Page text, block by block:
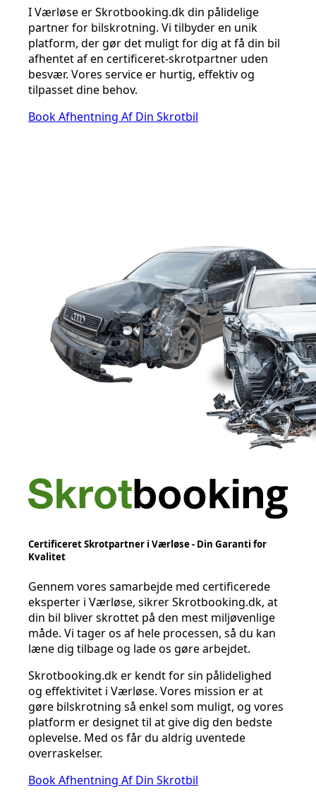
I Værløse er Skrotbooking.dk din pålidelige
partner for bilskrotning. Vi tilbyder en unik
platform, der gør det muligt for dig at få din bil
afhentet af en certificeret-skrotpartner uden
besvær. Vores service er hurtig, effektiv og
tilpasset dine behov.
Book Afhentning Af Din Skrotbil
Certificeret Skrotpartner i Værløse - Din Garanti for
Kvalitet
Gennem vores samarbejde med certificerede
eksperter i Værløse, sikrer Skrotbooking.dk, at
din bil bliver skrottet på den mest miljøvenlige
måde. Vi tager os af hele processen, så du kan
læne dig tilbage og lade os gøre arbejdet.
Skrotbooking.dk er kendt for sin pålidelighed
og effektivitet i Værløse. Vores mission er at
gøre bilskrotning så enkel som muligt, og vores
platform er designet til at give dig den bedste
oplevelse. Med os får du aldrig uventede
overraskelser.
Book Afhentning Af Din Skrotbil